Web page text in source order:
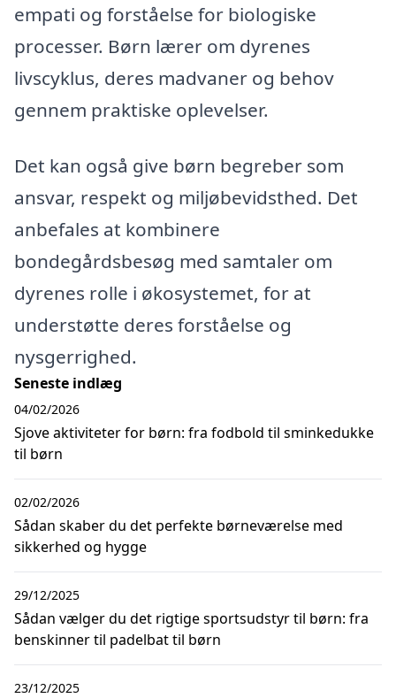
empati og forståelse for biologiske
processer. Børn lærer om dyrenes
livscyklus, deres madvaner og behov
gennem praktiske oplevelser.
Det kan også give børn begreber som
ansvar, respekt og miljøbevidsthed. Det
anbefales at kombinere
bondegårdsbesøg med samtaler om
dyrenes rolle i økosystemet, for at
understøtte deres forståelse og
nysgerrighed.
Seneste indlæg
Sjove aktiviteter for børn: fra fodbold til sminkedukke
til børn
04/02/2026
Sådan skaber du det perfekte børneværelse med
sikkerhed og hygge
02/02/2026
Sådan vælger du det rigtige sportsudstyr til børn: fra
benskinner til padelbat til børn
29/12/2025
23/12/2025